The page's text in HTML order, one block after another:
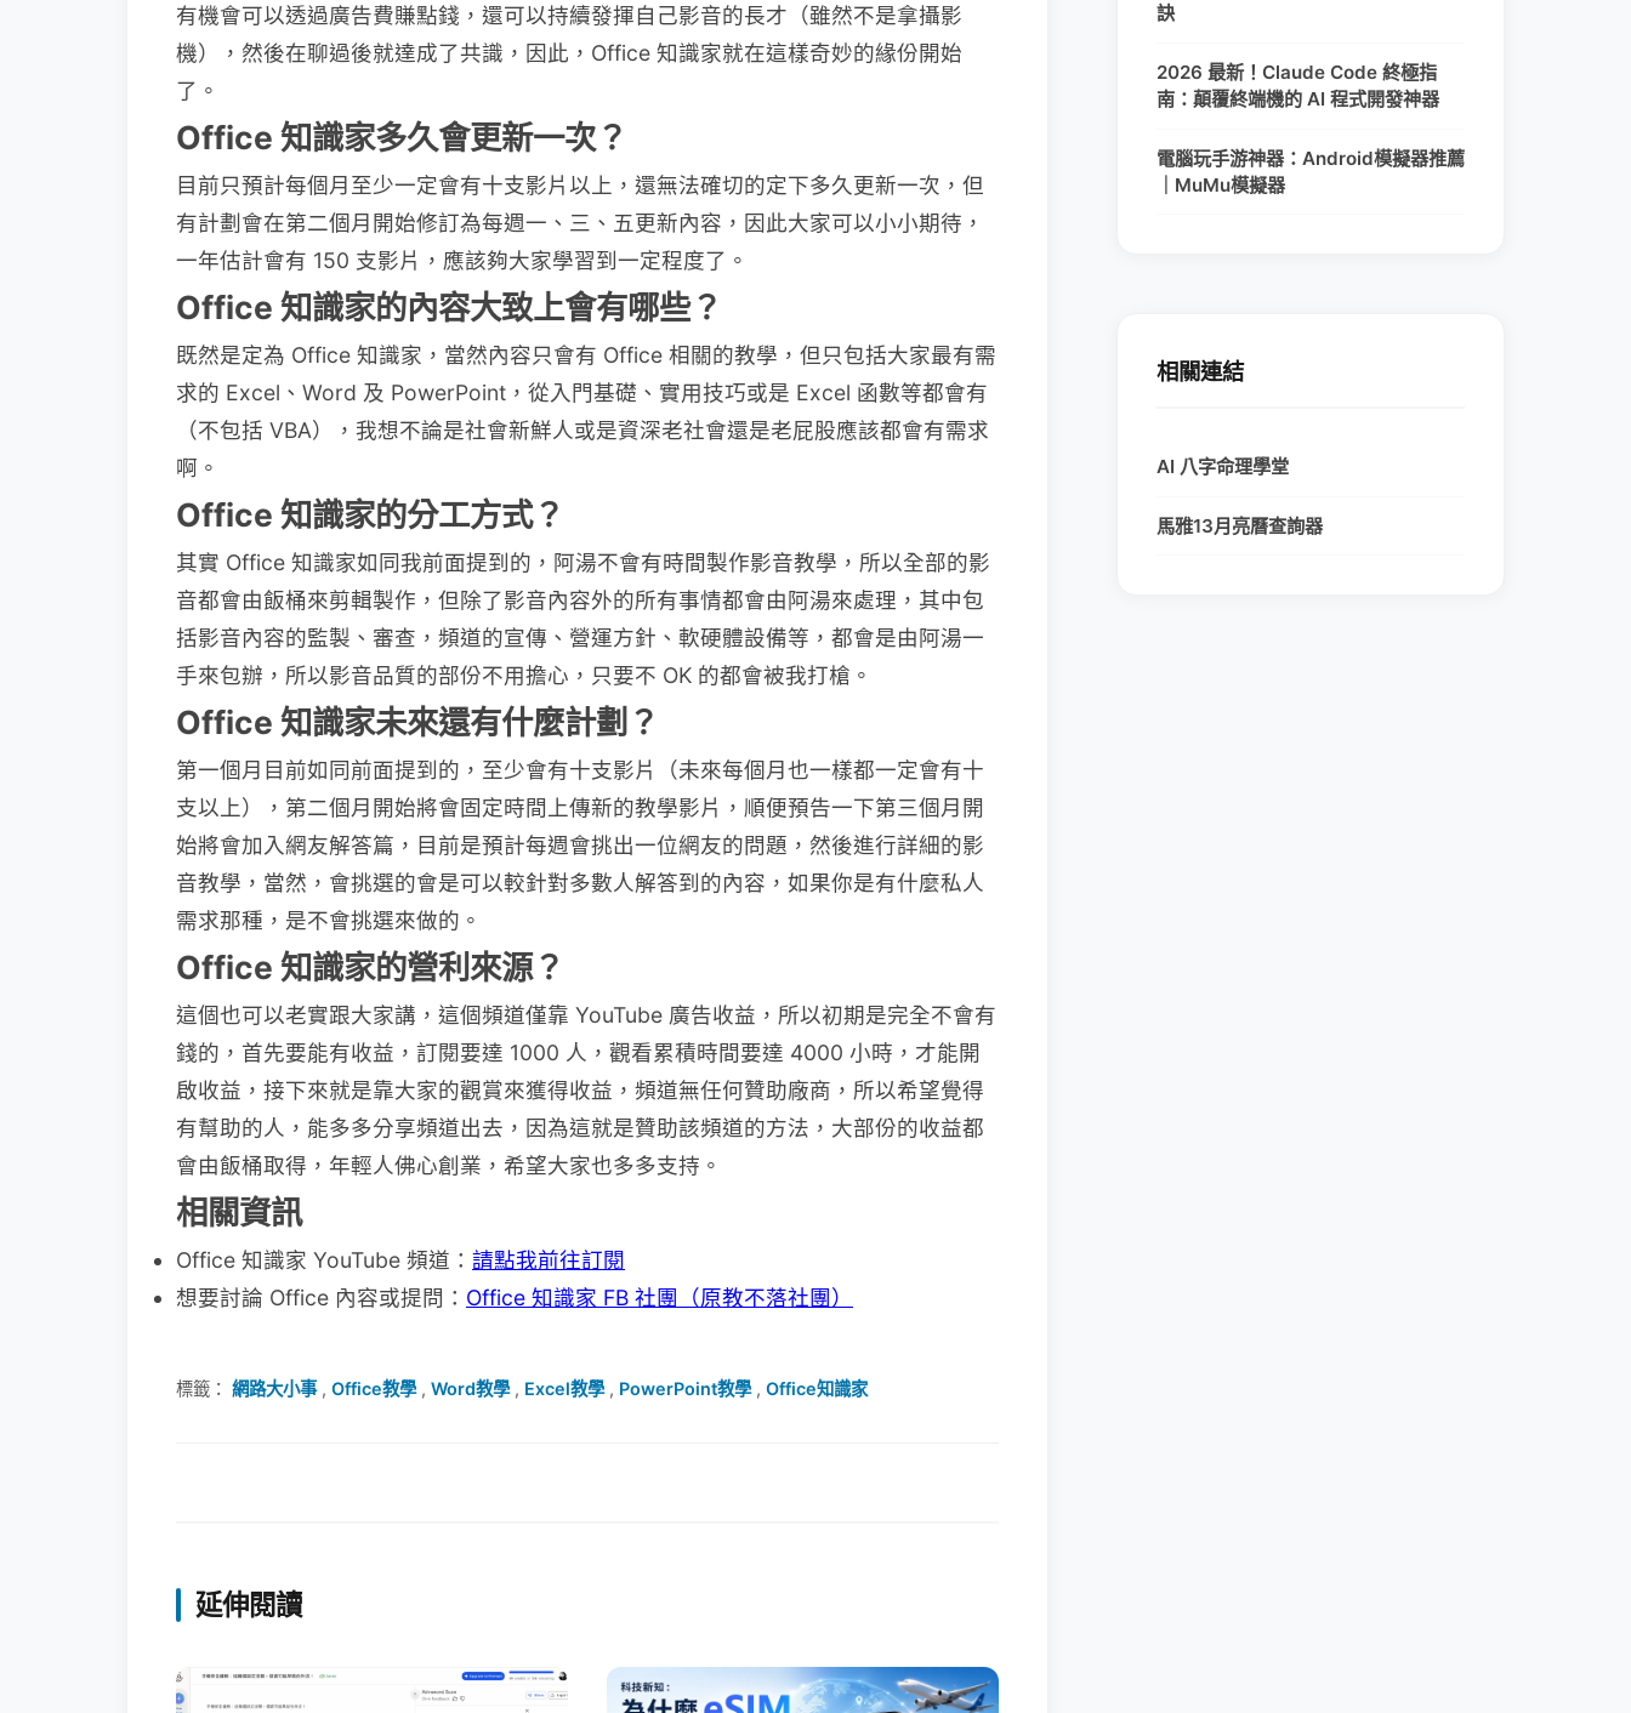
有機會可以透過廣告費賺點錢，還可以持續發揮自己影音的長才（雖然不是拿攝影
機），然後在聊過後就達成了共識，因此，Office 知識家就在這樣奇妙的緣份開始
了。
Office 知識家多久會更新一次？
目前只預計每個月至少一定會有十支影片以上，還無法確切的定下多久更新一次，但
有計劃會在第二個月開始修訂為每週一、三、五更新內容，因此大家可以小小期待，
一年估計會有 150 支影片，應該夠大家學習到一定程度了。
Office 知識家的內容大致上會有哪些？
既然是定為 Office 知識家，當然內容只會有 Office 相關的教學，但只包括大家最有需
求的 Excel、Word 及 PowerPoint，從入門基礎、實用技巧或是 Excel 函數等都會有
（不包括 VBA），我想不論是社會新鮮人或是資深老社會還是老屁股應該都會有需求
啊。
Office 知識家的分工方式？
其實 Office 知識家如同我前面提到的，阿湯不會有時間製作影音教學，所以全部的影
音都會由飯桶來剪輯製作，但除了影音內容外的所有事情都會由阿湯來處理，其中包
括影音內容的監製、審查，頻道的宣傳、營運方針、軟硬體設備等，都會是由阿湯一
手來包辦，所以影音品質的部份不用擔心，只要不 OK 的都會被我打槍。
Office 知識家未來還有什麼計劃？
第一個月目前如同前面提到的，至少會有十支影片（未來每個月也一樣都一定會有十
支以上），第二個月開始將會固定時間上傳新的教學影片，順便預告一下第三個月開
始將會加入網友解答篇，目前是預計每週會挑出一位網友的問題，然後進行詳細的影
音教學，當然，會挑選的會是可以較針對多數人解答到的內容，如果你是有什麼私人
需求那種，是不會挑選來做的。
Office 知識家的營利來源？
這個也可以老實跟大家講，這個頻道僅靠 YouTube 廣告收益，所以初期是完全不會有
錢的，首先要能有收益，訂閱要達 1000 人，觀看累積時間要達 4000 小時，才能開
啟收益，接下來就是靠大家的觀賞來獲得收益，頻道無任何贊助廠商，所以希望覺得
有幫助的人，能多多分享頻道出去，因為這就是贊助該頻道的方法，大部份的收益都
會由飯桶取得，年輕人佛心創業，希望大家也多多支持。
相關資訊
Office 知識家 YouTube 頻道： 請點我前往訂閱
想要討論 Office 內容或提問： Office 知識家 FB 社團（原教不落社團）
標籤： 網路大小事, Office教學, Word教學, Excel教學, PowerPoint教學, Office知識家
延伸閱讀
訣
2026 最新！Claude Code 終極指
南：顛覆終端機的 AI 程式開發神器
電腦玩手游神器：Android模擬器推薦
｜MuMu模擬器
相關連結
AI 八字命理學堂
馬雅13月亮曆查詢器